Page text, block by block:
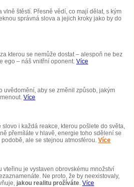
štěstí. Přesně vědí, co mají dělat, s kým
správná slova a jejich kroky jako by do
kterou se nemůže dostat – alespoň ne bez
ego – náš vnitřní oponent. Více
uvědomění, aby se změnil způsob, jakým
Více
i každá reakce, kterou pošlete do světa,
přemíláte v hlavě, energie toho sdělení se
ale se stejnou atmosférou. Více
je vystaven obrovskému množství
Ne proto, že by neexistovaly,
jakou realitu prožíváte. Více